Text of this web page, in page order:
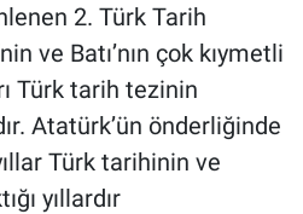
2. Türk Tarih
ve Batı’nın çok kıymetli
Türk tarih tezinin
Atatürk’ün önderliğinde
Türk tarihinin ve
yıllardır